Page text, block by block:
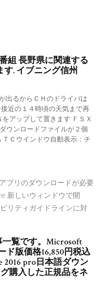
組 長野県に関連する
. イブニング信州
出るからＣＨのドライバは
近の１４時頃の天気まで再
アップして置きます ＦＳＸ
ウンロードファイルが２個
Ｃウインドウ自動表示：チ
プリのダウンロードが必要
新しいウィンドウで開
リティガイドラインに対
一覧です。Microsoft
ド版価格16,850円税込
2016 pro日本語ダウン
購入した正規品をネ